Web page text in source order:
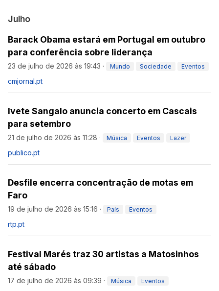
Julho
Barack Obama estará em Portugal em outubro
para conferência sobre liderança
23 de julho de 2026 às 19:43 · Mundo Sociedade Eventos
cmjornal.pt
Ivete Sangalo anuncia concerto em Cascais
para setembro
21 de julho de 2026 às 11:28 · Música Eventos Lazer
publico.pt
Desfile encerra concentração de motas em
Faro
19 de julho de 2026 às 15:16 · País Eventos
rtp.pt
Festival Marés traz 30 artistas a Matosinhos
até sábado
17 de julho de 2026 às 09:39 · Música Eventos